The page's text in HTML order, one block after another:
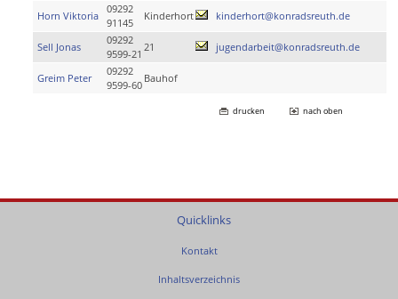
Horn Viktoria
09292
91145
Kinderhort kinderhort@konradsreuth.de
Sell Jonas
09292
9599-21
21 jugendarbeit@konradsreuth.de
Greim Peter
09292
9599-60
Bauhof
drucken nach oben
Quicklinks
Kontakt
Inhaltsverzeichnis